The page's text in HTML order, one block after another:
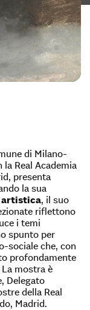
di Milano-
Real Academia
presenta
la sua
artistica, il suo
riflettono
i temi
spunto per
sociale che, con
profondamente
mostra è
Delegato
della Real
Madrid.